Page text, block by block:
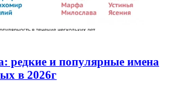
и популярные имена
в 2026г